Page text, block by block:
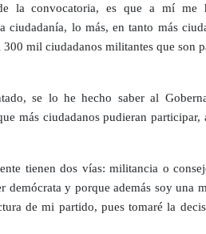
la convocatoria, es que a mí me
ciudadanía, lo más, en tanto más
mil ciudadanos militantes que son
se lo he hecho saber al
más ciudadanos pudieran participar,
tienen dos vías: militancia o
demócrata y porque además soy una
de mi partido, pues tomaré la